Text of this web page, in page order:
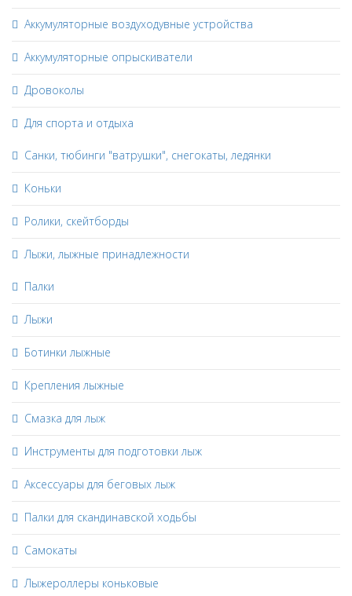
Аккумуляторные воздуходувные устройства
Аккумуляторные опрыскиватели
Дровоколы
Для спорта и отдыха
Санки, тюбинги "ватрушки", снегокаты, ледянки
Коньки
Ролики, скейтборды
Лыжи, лыжные принадлежности
Палки
Лыжи
Ботинки лыжные
Крепления лыжные
Смазка для лыж
Инструменты для подготовки лыж
Аксессуары для беговых лыж
Палки для скандинавской ходьбы
Самокаты
Лыжероллеры коньковые